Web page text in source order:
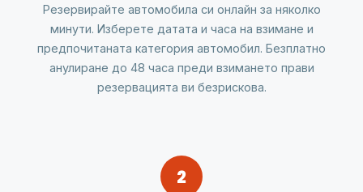
Резервирайте автомобила си онлайн за няколко
минути. Изберете датата и часа на взимане и
предпочитаната категория автомобил. Безплатно
анулиране до 48 часа преди взимането прави
резервацията ви безрискова.
2